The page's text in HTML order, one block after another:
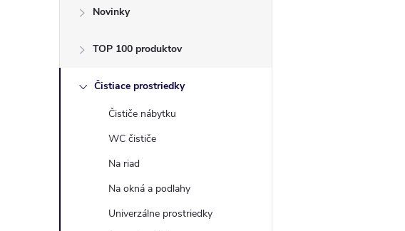
a
Novinky
TOP 100 produktov
Čistiace prostriedky
Čističe nábytku
WC čističe
Na riad
Na okná a podlahy
Univerzálne prostriedky